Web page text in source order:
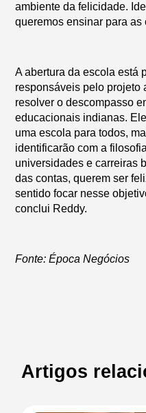
ambiente da felicidade.
queremos ensinar para as
A abertura da escola está
responsáveis pelo projeto
resolver o descompasso
educacionais indianas.
uma escola para todos,
identificarão com a
universidades e carreiras
das contas, querem ser
sentido focar nesse
conclui Reddy.
Fonte: Época Negócios
Artigos